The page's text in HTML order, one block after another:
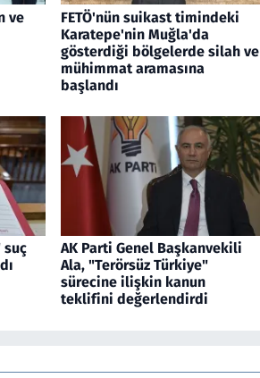
ve
FETÖ'nün suikast timindeki
Karatepe'nin Muğla'da
gösterdiği bölgelerde silah ve
mühimmat aramasına
başlandı
suç
AK Parti Genel Başkanvekili
Ala, "Terörsüz Türkiye"
sürecine ilişkin kanun
teklifini değerlendirdi